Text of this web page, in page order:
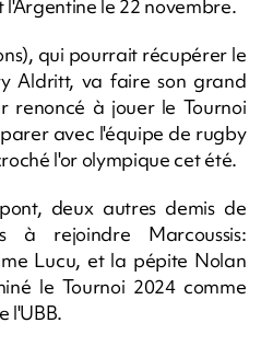
le 22 novembre.
qui pourrait récupérer le
Aldritt, va faire son grand
renoncé à jouer le Tournoi
avec l'équipe de rugby
l'or olympique cet été.
deux autres demis de
à rejoindre Marcoussis:
Lucu, et la pépite Nolan
le Tournoi 2024 comme
l'UBB.